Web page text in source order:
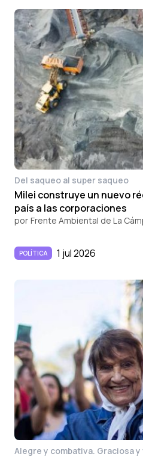
Del saqueo al super saqueo
Milei construye un nuevo
país a las corporaciones
por Frente Ambiental de La
POLÍTICA 1 jul 2026
Alegre y combativa. Graciosa